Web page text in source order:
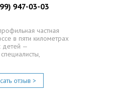
947-03-03
частная
в пяти километрах
детей —
отзыв >